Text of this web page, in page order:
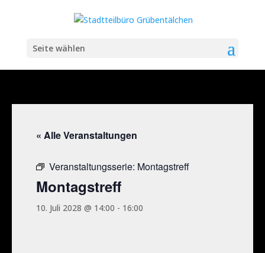
Seite wählen
« Alle Veranstaltungen
Veranstaltungsserie: Montagstreff
Montagstreff
10. Juli 2028 @ 14:00 - 16:00